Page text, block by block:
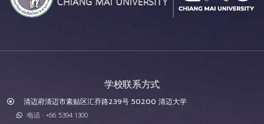
学校联系方式
清迈府清迈市素贴区汇乔路239号 50200 清迈大学
电话 : +66 5394 1300